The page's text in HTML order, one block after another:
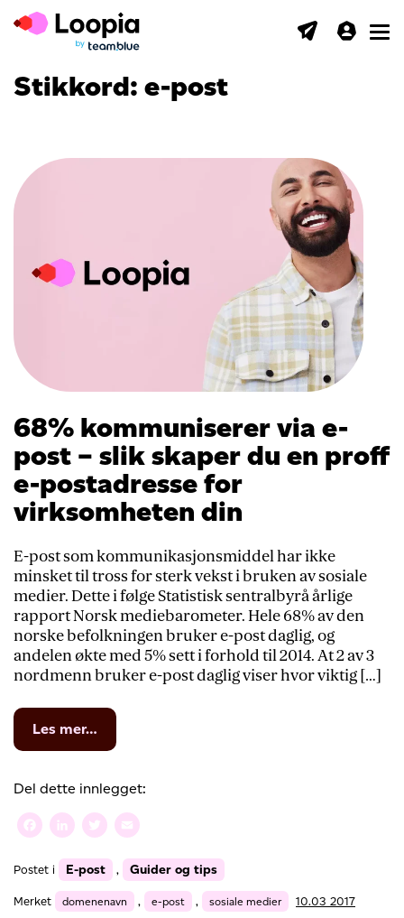
Stikkord: e-post
68% kommuniserer via e-
post – slik skaper du en proff
e-postadresse for
virksomheten din
E-post som kommunikasjonsmiddel har ikke
minsket til tross for sterk vekst i bruken av sosiale
medier. Dette i følge Statistisk sentralbyrå årlige
rapport Norsk mediebarometer. Hele 68% av den
norske befolkningen bruker e-post daglig, og
andelen økte med 5% sett i forhold til 2014. At 2 av 3
nordmenn bruker e-post daglig viser hvor viktig […]
Les mer…
68%
via
post
–
skaper
du
en
Del dette innlegget:
Facebook
LinkedIn
Twitter
Postet i E-post , Guider og tips
Merket domenenavn , e-post , sosiale medier
10.03 2017